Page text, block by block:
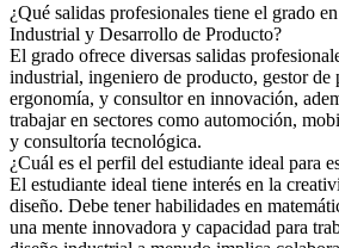
¿Qué salidas profesionales tiene el grado
Industrial y Desarrollo de Producto?
El grado ofrece diversas salidas
industrial, ingeniero de producto, gestor de
ergonomía, y consultor en innovación,
trabajar en sectores como automoción,
y consultoría tecnológica.
¿Cuál es el perfil del estudiante ideal para
El estudiante ideal tiene interés en la
diseño. Debe tener habilidades en
una mente innovadora y capacidad para